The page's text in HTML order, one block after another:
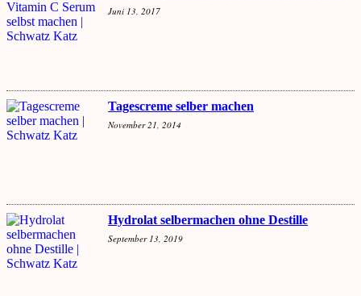
Juni 13, 2017
Tagescreme selber machen
November 21, 2014
Hydrolat selbermachen ohne Destille
September 13, 2019